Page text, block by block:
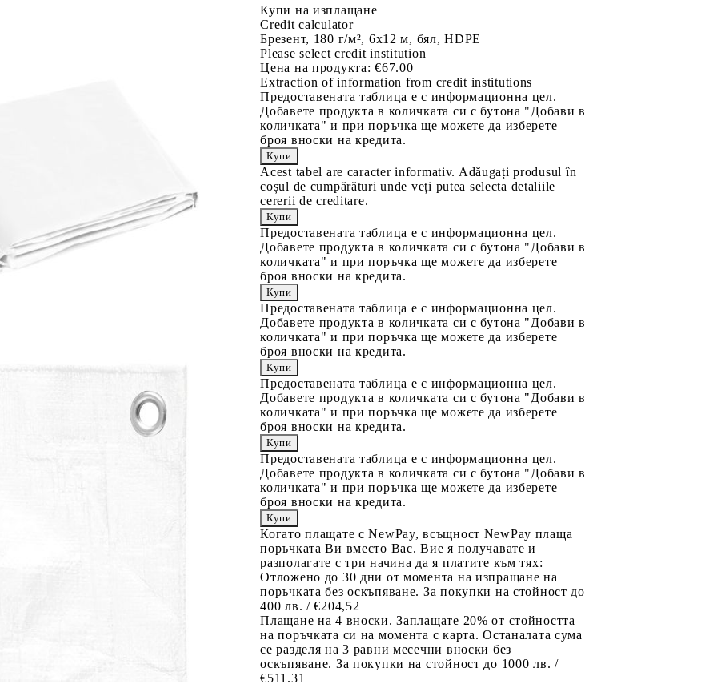
Купи на изплащане
Credit calculator
Брезент, 180 г/м², 6x12 м, бял, HDPE
Please select credit institution
Цена на продукта: €67.00
Extraction of information from credit institutions
Предоставената таблица е с информационна цел.
Добавете продукта в количката си с бутона "Добави в
количката" и при поръчка ще можете да изберете
броя вноски на кредита.
Acest tabel are caracter informativ. Adăugați produsul în
coșul de cumpărături unde veți putea selecta detaliile
cererii de creditare.
Предоставената таблица е с информационна цел.
Добавете продукта в количката си с бутона "Добави в
количката" и при поръчка ще можете да изберете
броя вноски на кредита.
Предоставената таблица е с информационна цел.
Добавете продукта в количката си с бутона "Добави в
количката" и при поръчка ще можете да изберете
броя вноски на кредита.
Предоставената таблица е с информационна цел.
Добавете продукта в количката си с бутона "Добави в
количката" и при поръчка ще можете да изберете
броя вноски на кредита.
Предоставената таблица е с информационна цел.
Добавете продукта в количката си с бутона "Добави в
количката" и при поръчка ще можете да изберете
броя вноски на кредита.
Когато плащате с NewPay, всъщност NewPay плаща
поръчката Ви вместо Вас. Вие я получавате и
разполагате с три начина да я платите към тях:
Отложено до 30 дни от момента на изпращане на
поръчката без оскъпяване. За покупки на стойност до
400 лв. / €204,52
Плащане на 4 вноски. Заплащате 20% от стойността
на поръчката си на момента с карта. Останалата сума
се разделя на 3 равни месечни вноски без
оскъпяване. За покупки на стойност до 1000 лв. /
€511.31